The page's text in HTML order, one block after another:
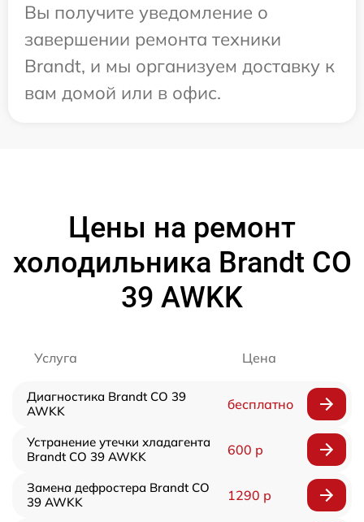
Вы получите уведомление о
завершении ремонта техники
Brandt, и мы организуем доставку к
вам домой или в офис.
Цены на ремонт
холодильника Brandt CO
39 AWKK
Услуга Цена
Диагностика Brandt CO 39
AWKK
бесплатно
Устранение утечки хладагента
Brandt CO 39 AWKK
600 р
Замена дефростера Brandt CO
39 AWKK
1290 р